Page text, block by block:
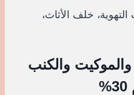
خلف الأثاث،
والموكيت والكنب